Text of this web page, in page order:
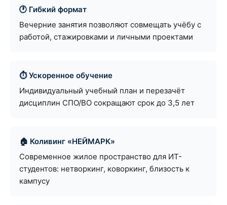
🕐 Гибкий формат
Вечерние занятия позволяют совмещать учёбу с
работой, стажировками и личными проектами
⏱ Ускоренное обучение
Индивидуальный учебный план и перезачёт
дисциплин СПО/ВО сокращают срок до 3,5 лет
🏠 Коливинг «НЕЙМАРК»
Современное жилое пространство для ИТ-
студентов: нетворкинг, коворкинг, близость к
кампусу